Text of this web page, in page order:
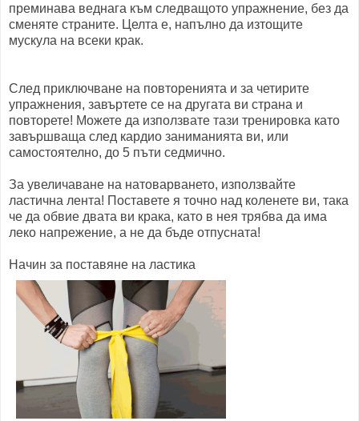
преминава веднага към следващото упражнение, без да
сменяте страните. Целта е, напълно да изтощите
мускула на всеки крак.
След приключване на повторенията и за четирите
упражнения, завъртете се на другата ви страна и
повторете! Можете да използвате тази тренировка като
завършваща след кардио заниманията ви, или
самостоятелно, до 5 пъти седмично.
За увеличаване на натоварването, използвайте
ластична лента! Поставете я точно над коленете ви, така
че да обвие двата ви крака, като в нея трябва да има
леко напрежение, а не да бъде отпусната!
Начин за поставяне на ластика